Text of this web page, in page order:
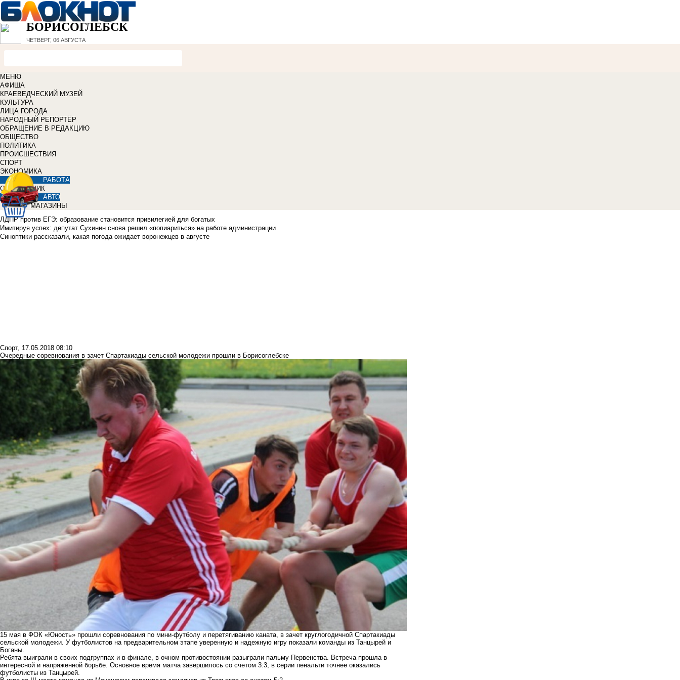
БОРИСОГЛЕБСК
ЧЕТВЕРГ, 06 АВГУСТА
МЕНЮ
АФИША
КРАЕВЕДЧЕСКИЙ МУЗЕЙ
КУЛЬТУРА
ЛИЦА ГОРОДА
НАРОДНЫЙ РЕПОРТЁР
ОБРАЩЕНИЕ В РЕДАКЦИЮ
ОБЩЕСТВО
ПОЛИТИКА
ПРОИСШЕСТВИЯ
СПОРТ
ЭКОНОМИКА
РАБОТА
СПРАВОЧНИК
АВТО
МАГАЗИНЫ
ЛДПР против ЕГЭ: образование становится привилегией для богатых
Имитируя успех: депутат Сухинин снова решил «попиариться» на работе администрации
Синоптики рассказали, какая погода ожидает воронежцев в августе
Спорт, 17.05.2018 08:10
Очередные соревнования в зачет Спартакиады сельской молодежи прошли в Борисоглебске
15 мая в ФОК «Юность» прошли соревнования по мини-футболу и перетягиванию каната, в зачет круглогодичной Спартакиады
сельской молодежи. У футболистов на предварительном этапе уверенную и надежную игру показали команды из Танцырей и
Боганы.
Ребята выиграли в своих подгруппах и в финале, в очном противостоянии разыграли пальму Первенства. Встреча прошла в
интересной и напряженной борьбе. Основное время матча завершилось со счетом 3:3, в серии пенальти точнее оказались
футболисты из Танцырей.